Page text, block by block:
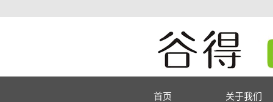
首页 关于我们